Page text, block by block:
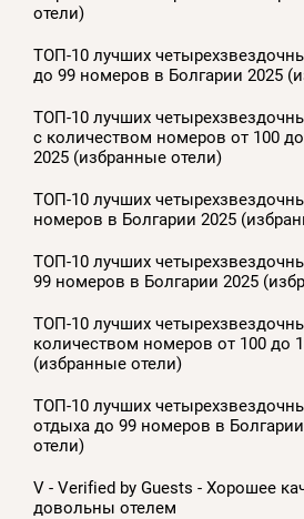
отели)
ТОП-10 лучших
до 99 номеров в Болгарии 2025
ТОП-10 лучших
с количеством номеров от 100
2025 (избранные отели)
ТОП-10 лучших
номеров в Болгарии 2025
ТОП-10 лучших
99 номеров в Болгарии 2025
ТОП-10 лучших
количеством номеров от 100 до
(избранные отели)
ТОП-10 лучших
отдыха до 99 номеров в
отели)
V - Verified by Guests - Хорошее
довольны отелем